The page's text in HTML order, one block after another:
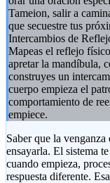
Tameion, salir a
que secuestre tus
Intercambios de
Mapeas el reflejo
apretar la mandíbula,
construyes un
cuerpo empieza el
comportamiento de
empiece.
Saber que la
ensayarla. El sistema
cuando empieza,
respuesta diferente.